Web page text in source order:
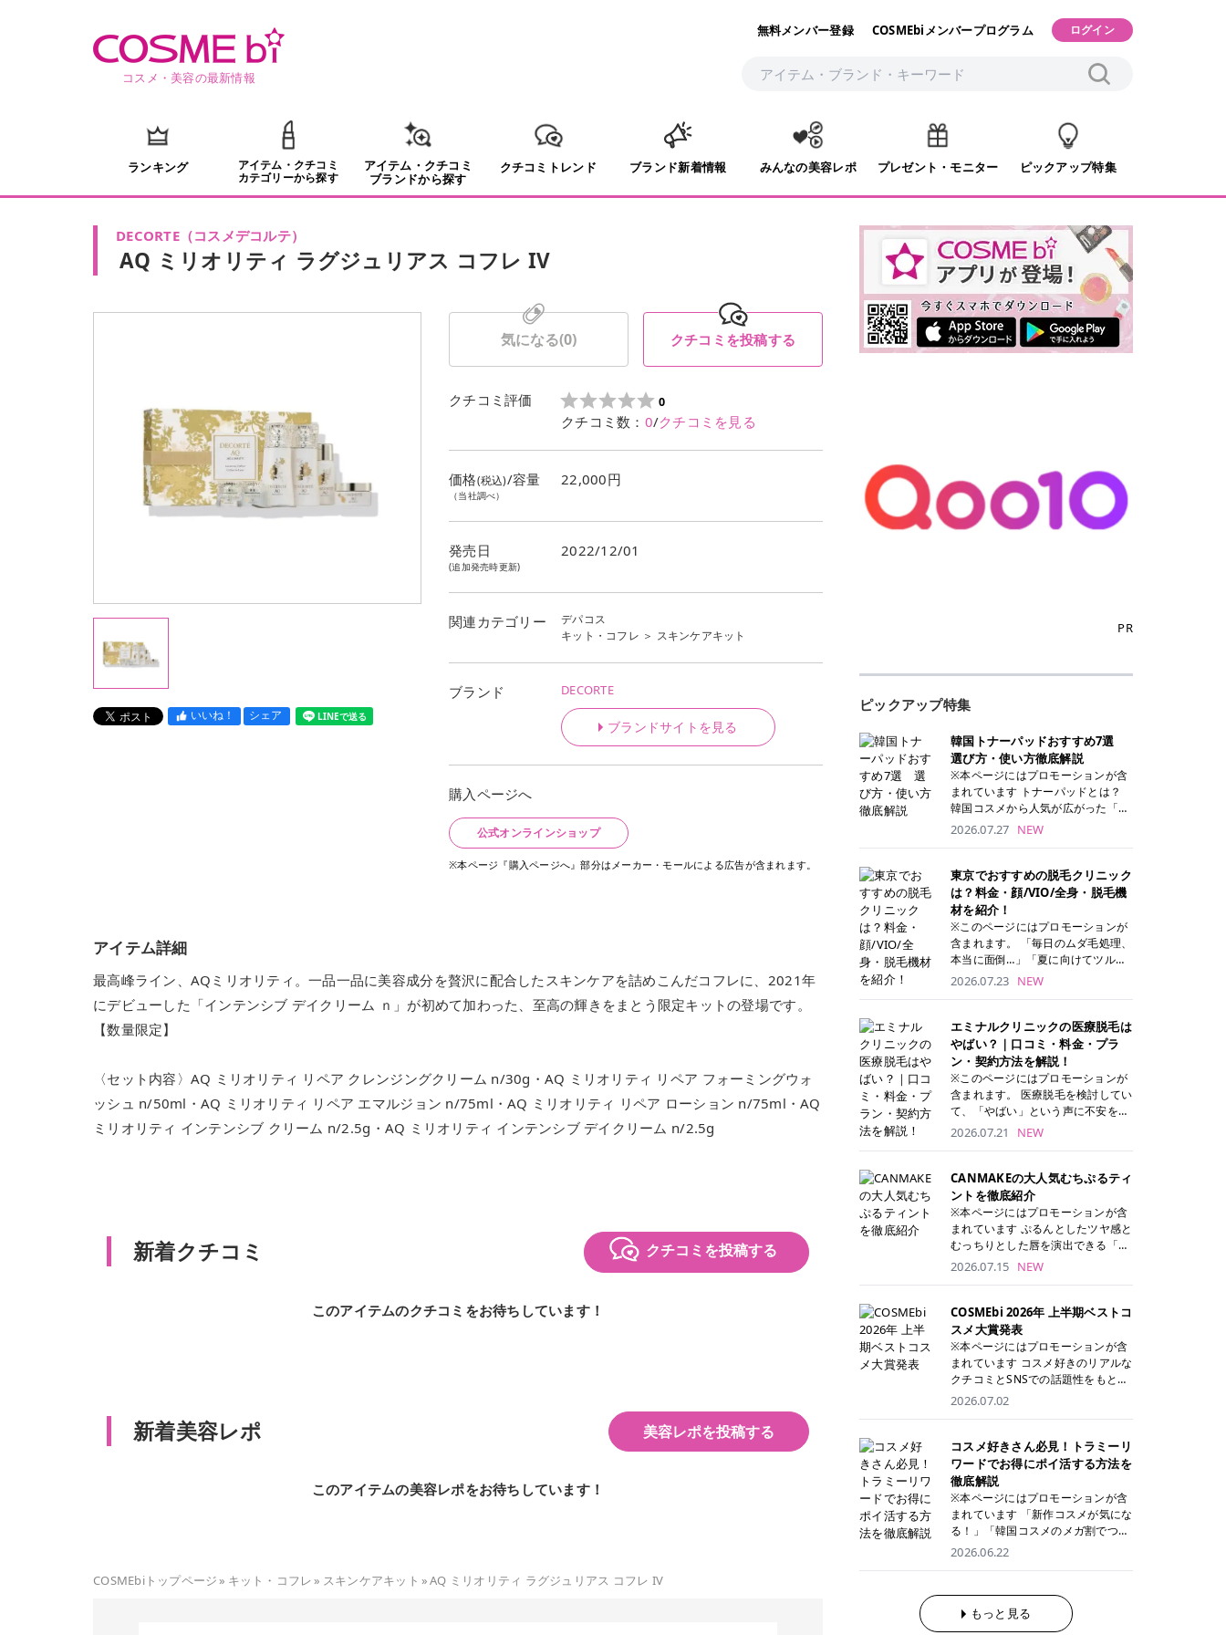
コスメ・美容の最新情報
無料メンバー登録 COSMEbiメンバープログラム ログイン
ランキング
アイテム・クチコミ
カテゴリーから探す
アイテム・クチコミ
ブランドから探す
クチコミトレンド ブランド新着情報 みんなの美容レポ プレゼント・モニター ピックアップ特集
DECORTE（コスメデコルテ）
AQ ミリオリティ ラグジュリアス コフレ IV
いいね！ シェア LINEで送る
気になる(0) クチコミを投稿する
クチコミ評価 0
クチコミ数： 0/クチコミを見る
価格(税込)/容量
（当社調べ）
22,000円
発売日
(追加発売時更新)
2022/12/01
関連カテゴリー
デパコス
キット・コフレ ＞ スキンケアキット
ブランド DECORTE
ブランドサイトを見る
購入ページへ
公式オンラインショップ
※本ページ『購入ページへ』部分はメーカー・モールによる広告が含まれます。
アイテム詳細
最高峰ライン、AQミリオリティ。一品一品に美容成分を贅沢に配合したスキンケアを詰めこんだコフレに、2021年
にデビューした「インテンシブ デイクリーム ｎ」が初めて加わった、至高の輝きをまとう限定キットの登場です。
【数量限定】
〈セット内容〉AQ ミリオリティ リペア クレンジングクリーム n/30g・AQ ミリオリティ リペア フォーミングウォ
ッシュ n/50ml・AQ ミリオリティ リペア エマルジョン n/75ml・AQ ミリオリティ リペア ローション n/75ml・AQ
ミリオリティ インテンシブ クリーム n/2.5g・AQ ミリオリティ インテンシブ デイクリーム n/2.5g
新着クチコミ クチコミを投稿する
このアイテムのクチコミをお待ちしています！
新着美容レポ 美容レポを投稿する
このアイテムの美容レポをお待ちしています！
COSMEbiトップページ» キット・コフレ» スキンケアキット »AQ ミリオリティ ラグジュリアス コフレ IV
PR
ピックアップ特集
韓国トナーパッドおすすめ7選
選び方・使い方徹底解説
※本ページにはプロモーションが含
まれています トナーパッドとは？
韓国コスメから人気が広がった「ト
ナーパッド」は、化粧水や美容液を
トナーパッドは洗顔後に肌をやさし
く拭き取ることで、古い角質や余分
な皮脂汚れをオフしながら、うるお
いを与えられるのが特徴✨ さらに、
気になる部分には数分のせて部分用
パックとしても使用できるため、1
両方を叶えられます。 韓国コスメブ
ランドを中心に人気を集めていまし
たが、現在では日本でも定番のスキ
ンケアアイテムとして幅広い世代に
愛用されています。 トナーパッドの
特徴 トナーパッドと拭き取り化粧水
の違い 「トナーパッド」と「拭き取
り化粧水」はどちらも洗顔後に使用
するスキンケアアイテムですが、使
い方や特徴に違いがあります。 トナ
ーパッドは、化粧水があらかじめパ
ッドに含まれているため、コットン
を用意する手間がなく、忙しい朝で
もサッと使えるのが魅力です。 ま
た、保湿成分を豊富に配合した商品
が多く、拭き取り後にそのまま部分
用パックとして使えるトナーパッド
も増えています。 一方、拭き取り化
粧水は液体タイプのため、コットン
整しやすく、お気に入りの化粧水を
使いたい方やコストを抑えて続けた
い方にもおすすめです。 トナーパッ
ドのメリット トナーパッドは、角質
ケア・保湿ケア・部分用パックまで
1枚で行える便利なスキンケアアイ
テムです。 ここでは、トナーパッド
す。 古い角質や皮脂汚れをやさしく
オフ トナーパッドを使用すること
で、洗顔だけでは落としきれない古
い角質や余分な皮脂汚れをやさしく
拭き取り、なめらかな肌へ整えま
す。 保湿ケアまで1枚でできる 保湿
成分を配合したトナーパッドなら、
ケアにもぴったりです。 部分パック
としても使える 多くのトナーパッド
は、乾燥が気になる頬や額、小鼻な
2026.07.27 NEW
東京でおすすめの脱毛クリニック
は？料金・顔/VIO/全身・脱毛機
材を紹介！
※このページにはプロモーションが
含まれます。 「毎日のムダ毛処理、
本当に面倒…」「夏に向けてツルツ
ル肌になりたい！」 そう思って東京
べばいいの？と迷ってしまいますよ
ね。 この記事では、医療脱毛の基本
から、東京で特に通いやすいフレイ
アクリニック・レジーナクリニッ
ク・エミナルクリニック・リゼクリ
ニックの4院について、分かりやす
リニックを見つけて、面倒な自己処
理から卒業しちゃいましょう♪ クリ
ニック 全身＋VIO 全身＋VIO＋顔 特
徴 脱毛器 詳細 フレイアクリニック
52,800円(税込)/5回 94,600円(税
込)/5回 肌への負担に配慮しなが
ら、コストパフォーマンスも重視し
たい方に！ メディオスターモノリス
メディオスターNeXT PRO 公式サイ
ト> レジーナクリニック 52,800円
(税込)/5回 99,000円(税込)/5回 ジェ
ントルシリーズを選べるため、脱毛
機にこだわりたい方におすすめ！ ジ
ェントルマックスプロ ジェントルマ
ックスプロプラス ジェントルレーズ
プロ ソプラノチタニウム 公式サイ
ト> エミナルクリニック 49,500円
(税込)/6回 93,500円(税込)/6回 エミ
定！月々払いも安くて通いやすい ク
リスタルプロ 公式サイト> リゼクリ
ニック 109,800円(税込)/5回 144,80
0円(税込)/5回 毛質に合わせて脱毛
機を選択可能！有効期限も5年と長
くマイペースに通いやすい ラシャ
メディオスターNeXT PRO ジェント
ルYAGプロ 公式サイト> ｜そもそも
うの？ 脱毛を考えたときに、まず悩
むのが「医療脱毛とエステ脱毛、ど
2026.07.23 NEW
エミナルクリニックの医療脱毛は
やばい？｜口コミ・料金・プラ
ン・契約方法を解説！
※このページにはプロモーションが
含まれます。 医療脱毛を検討してい
て、「やばい」という声に不安を抱
える方も多いのではないでしょう
体系をはじめ、学生や友人同士でお
得になる割引キャンペーン、無料カ
ウンセリングから施術までの具体的
なステップを分かりやすく解説しま
す。 これから手軽に全身医療脱毛を
後までチェックして、ご自身にぴっ
ください！ クリニック 全身＋VIO
全身＋VIO＋顔 特徴 脱毛器 詳細 フ
レイアクリニック 52,800円(税込)/5
回 94,600円(税込)/5回 肌への負担
に配慮しながら、コストパフォーマ
ンスも重視したい方に！ メディオス
ターモノリス メディオスターNeXT
PRO 公式サイト> レジーナクリニッ
ク 52,800円(税込)/5回 99,000円(税
込)/5回 ジェントルシリーズを選べ
るため、脱毛機にこだわりたい方に
おすすめ！ ジェントルマックスプロ
ジェントルマックスプロプラス ジェ
ントルレーズプロ ソプラノチタニウ
ム 公式サイト> エミナルクリニック
49,500円(税込)/6回 93,500円(税
込)/6回 エミナルクリニックの始め
通いやすい クリスタルプロ 公式サ
イト> リゼクリニック 109,800円(税
2026.07.21 NEW
CANMAKEの大人気むちぷるティ
ントを徹底紹介
※本ページにはプロモーションが含
まれています ぷるんとしたツヤ感と
むっちりとした唇を演出できる「C
ANMAKE（キャンメイク）むちぷる
湿ケアも叶えられることから、SNS
でも話題の人気リップです。 「自分
にはどのカラーが似合う？」「イエ
ベ・ブルベ別のおすすめは？」と気
になっている方も多いのではないで
とともにご紹介！それぞれの色味や
なメイクに合うのかまで詳しく解説
します✨ ※メイクアップ効果による
CANMAKE むちぷるティントとは？
CANMAKE むちぷるティントは、テ
ィント・プランパー・保湿ケアを1
本で叶えるリップです。 するすると
塗れるなめらかなテクスチャーで、
縦ジワをカバーしながら、むっちり
としたツヤのある唇を演出します。
るため、乾燥しにくくデイリー使い
にもぴったり！ アイテム詳細を見る
2026.07.15 NEW
COSMEbi 2026年 上半期ベストコ
スメ大賞発表
※本ページにはプロモーションが含
まれています コスメ好きのリアルな
クチコミとSNSでの話題性をもとに
選出された、COSMEbi 2026年上半
た名品たちを、カテゴリ別にご紹介
します。 本記事では、2025年11月
～2026年4月までの半年間におい
て、COSMEbi内でのクチコミとSN
Sでの話題性を元に選出されたコス
メやスキンケアなどの化粧品を「総
国コスメ」に分けて1位～3位までを
ランキング形式で発表！ 2026年上
半期 総合大賞 AMUSE（アミュー
ズ）「 ジェルフィットグロス」 👑
「ジェルフィットグロス」の特徴 唇
2026.07.02
コスメ好きさん必見！トラミーリ
ワードでお得にポイ活する方法を
徹底解説
※本ページにはプロモーションが含
まれています 「新作コスメが気にな
る！」「韓国コスメのメガ割でつい
買いすぎてしまう……」 そんな美容
を少し工夫するだけでポイントを貯
められるため、コスメやスキンケア
にかかる費用を少しでも抑えたい方
2026.06.22
もっと見る